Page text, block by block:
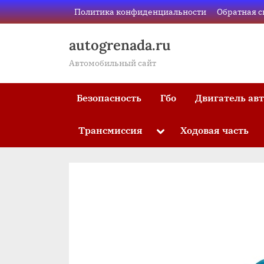
Skip
to
Политика конфиденциальности Обратная
autogrenada.ru
Автомобильный сайт
Безопасность Гбо Двигатель
Трансмиссия Toggle
menu
Ходовая часть